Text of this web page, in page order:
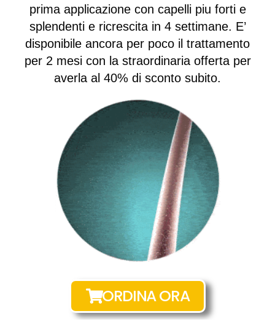
prima applicazione con capelli piu forti e
splendenti e ricrescita in 4 settimane. E’
disponibile ancora per poco il trattamento
per 2 mesi con la straordinaria offerta per
averla al 40% di sconto subito.
ORDINA ORA